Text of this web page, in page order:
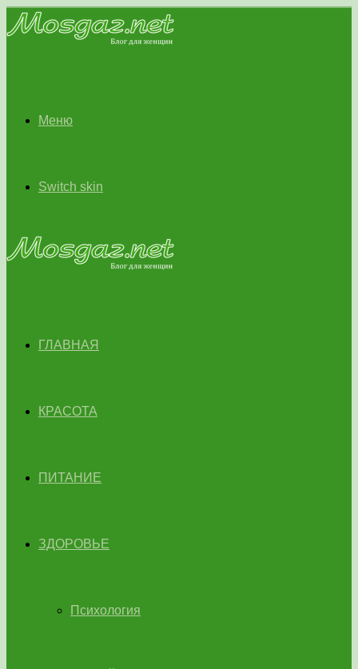
Меню
Switch skin
ГЛАВНАЯ
КРАСОТА
ПИТАНИЕ
ЗДОРОВЬЕ
Психология